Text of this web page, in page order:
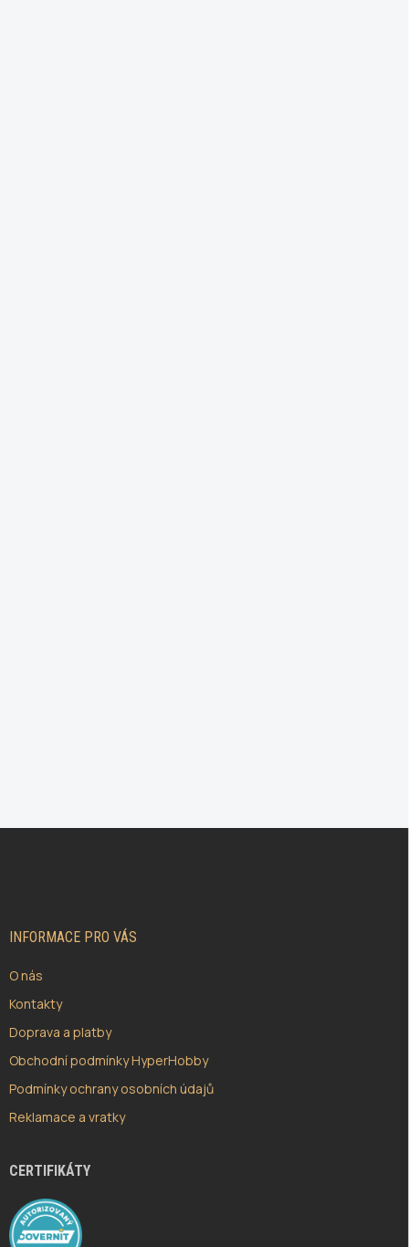
INFORMACE PRO VÁS
O nás
Kontakty
Doprava a platby
Obchodní podmínky HyperHobby
Podmínky ochrany osobních údajů
Reklamace a vratky
CERTIFIKÁTY